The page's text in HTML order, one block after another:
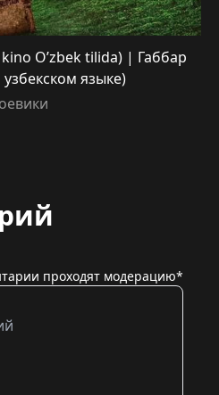
O’zbek tilida) | Габбар
языке)
проходят модерацию*